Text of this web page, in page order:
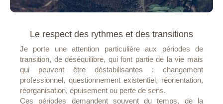
Le respect des rythmes et des transitions
Je porte une attention particulière aux périodes de
transition, de déséquilibre, qui font partie de la vie mais
qui peuvent être déstabilisantes : changement
professionnel, questionnement existentiel, réorientation,
réorganisation, épuisement ou perte de sens.
Ces périodes demandent souvent du temps, de la